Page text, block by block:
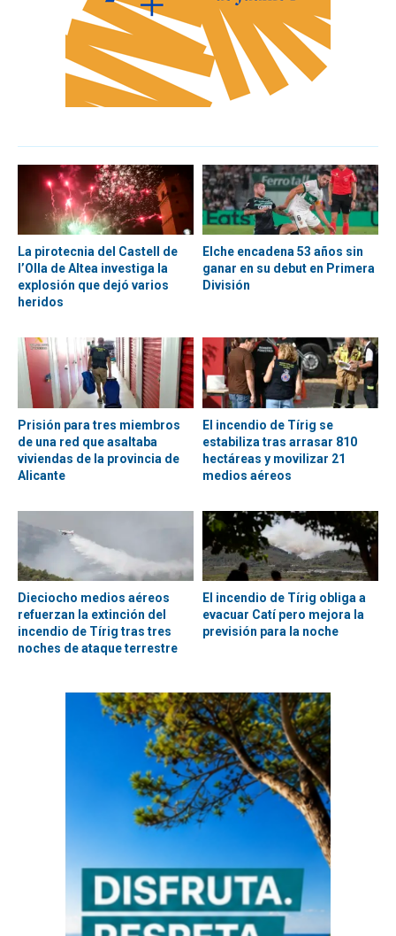
La pirotecnia del Castell de
l’Olla de Altea investiga la
explosión que dejó varios
heridos
Elche encadena 53 años sin
ganar en su debut en Primera
División
Prisión para tres miembros
de una red que asaltaba
viviendas de la provincia de
Alicante
El incendio de Tírig se
estabiliza tras arrasar 810
hectáreas y movilizar 21
medios aéreos
Dieciocho medios aéreos
refuerzan la extinción del
incendio de Tírig tras tres
noches de ataque terrestre
El incendio de Tírig obliga a
evacuar Catí pero mejora la
previsión para la noche